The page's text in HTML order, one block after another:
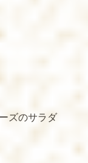
ズのサラダ